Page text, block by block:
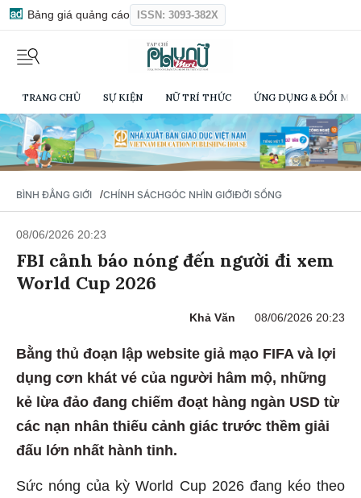
Bảng giá quảng cáo ISSN: 3093-382X
TRANG CHỦ SỰ KIỆN NỮ TRÍ THỨC ỨNG DỤNG & ĐỔI
BÌNH ĐẲNG GIỚI /CHÍNH SÁCHGÓC NHÌN GIỚIĐỜI SỐNG
08/06/2026 20:23
FBI cảnh báo nóng đến người đi xem
World Cup 2026
Khả Văn 08/06/2026 20:23
Bằng thủ đoạn lập website giả mạo FIFA và lợi
dụng cơn khát vé của người hâm mộ, những
kẻ lừa đảo đang chiếm đoạt hàng ngàn USD từ
các nạn nhân thiếu cảnh giác trước thềm giải
đấu lớn nhất hành tinh.
Sức nóng của kỳ World Cup 2026 đang kéo theo